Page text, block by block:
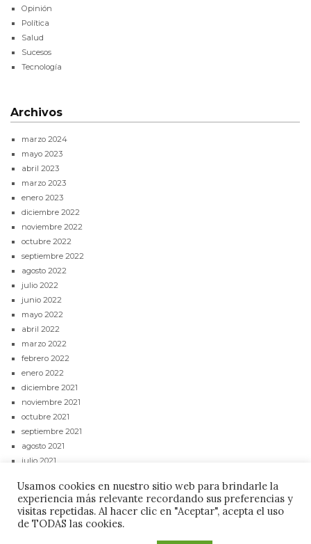
Opinión
Política
Salud
Sucesos
Tecnología
Archivos
marzo 2024
mayo 2023
abril 2023
marzo 2023
enero 2023
diciembre 2022
noviembre 2022
octubre 2022
septiembre 2022
agosto 2022
julio 2022
junio 2022
mayo 2022
abril 2022
marzo 2022
febrero 2022
enero 2022
diciembre 2021
noviembre 2021
octubre 2021
septiembre 2021
agosto 2021
julio 2021
mayo 2021
abril 2021
POLÍTICA DE PRIVACIDAD AVISO LEGAL
Usamos cookies en nuestro sitio web para brindarle la
experiencia más relevante recordando sus preferencias y
visitas repetidas. Al hacer clic en "Aceptar", acepta el uso
de TODAS las cookies.